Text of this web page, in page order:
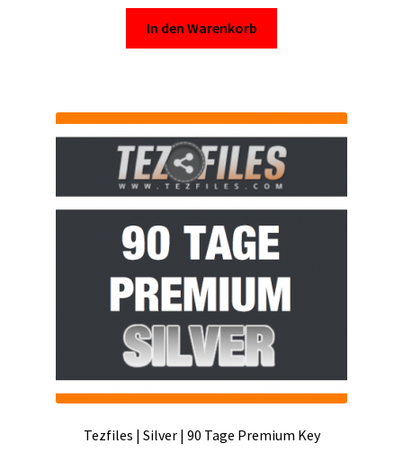
In den Warenkorb
Tezfiles | Silver | 90 Tage Premium Key